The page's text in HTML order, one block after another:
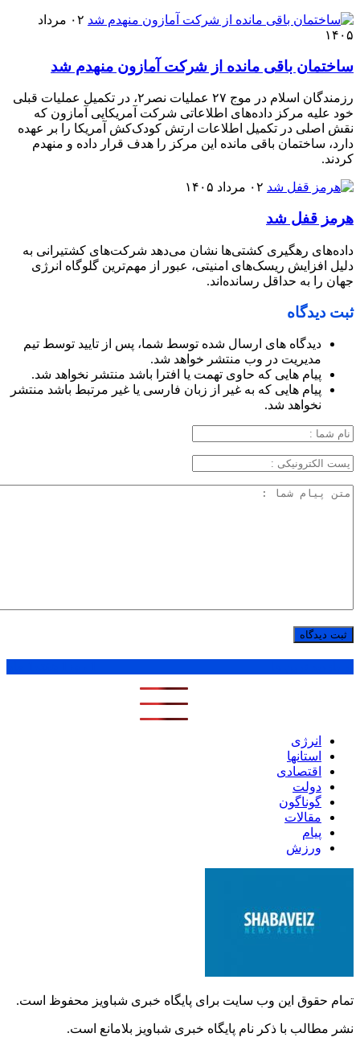
۰۲ مرداد
۱۴۰۵
ساختمان باقی مانده از شرکت آمازون منهدم شد
رزمندگان اسلام در موج ۲۷ عملیات نصر۲، در تکمیل عملیات قبلی
خود علیه مرکز داده‌های اطلاعاتی شرکت آمریکایی آمازون که
نقش اصلی در تکمیل اطلاعات ارتش کودک‌کش آمریکا را بر عهده
دارد، ساختمان باقی مانده این مرکز را هدف قرار داده و منهدم
کردند.
۰۲ مرداد ۱۴۰۵
هرمز قفل شد
داده‌های رهگیری کشتی‌ها نشان می‌دهد شرکت‌های کشتیرانی به
دلیل افزایش ریسک‌های امنیتی، عبور از مهم‌ترین گلوگاه انرژی
جهان را به حداقل رسانده‌اند.
ثبت دیدگاه
دیدگاه های ارسال شده توسط شما، پس از تایید توسط تیم
مدیریت در وب منتشر خواهد شد.
پیام هایی که حاوی تهمت یا افترا باشد منتشر نخواهد شد.
پیام هایی که به غیر از زبان فارسی یا غیر مرتبط باشد منتشر
نخواهد شد.
انرژی
استانها
اقتصادی
دولت
گوناگون
مقالات
پیام
ورزش
تمام حقوق این وب سایت برای پایگاه خبری شباویز محفوظ است.
نشر مطالب با ذکر نام پایگاه خبری شباویز بلامانع است.